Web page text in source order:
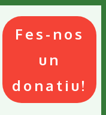
Fes-nos
un
donatiu!